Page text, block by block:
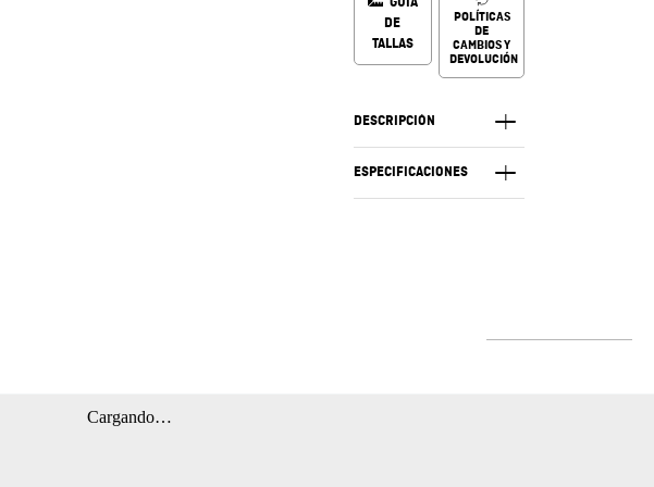
DE
TALLAS
POLÍTICAS
DE
CAMBIOS Y
DEVOLUCIÓN
DESCRIPCIÓN
ESPECIFICACIONES
Cargando…